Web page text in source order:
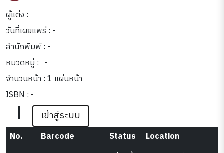
ผู้แต่ง :
วันที่เผยแพร่ : -
สำนักพิมพ์ : -
หมวดหมู่ : -
จำนวนหน้า : 1 แผ่นหน้า
ISBN : -
| เข้าสู่ระบบ
No. Barcode Status
Location